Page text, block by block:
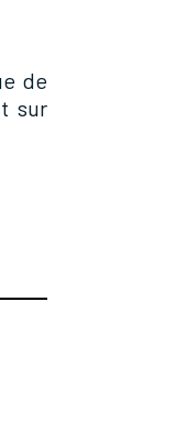
de
sur